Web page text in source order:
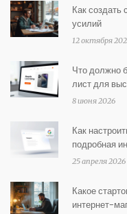
Как создать
усилий
12 октября
Что должно
лист для
8 июня 2026
Как
подробная
25 апреля 2026
Какое
интернет-